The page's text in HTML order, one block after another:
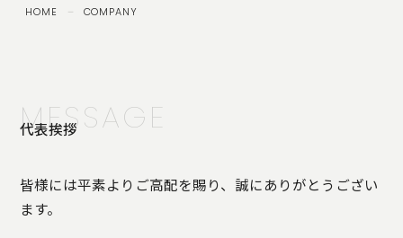
IDENTITY
COMPANY
JOURNAL
HOME － COMPANY
MESSAGE
代表挨拶
皆様には平素よりご高配を賜り、誠にありがとうござい
ます。